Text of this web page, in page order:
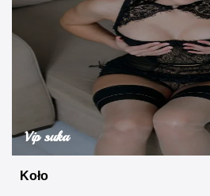
Vip suka
Koło